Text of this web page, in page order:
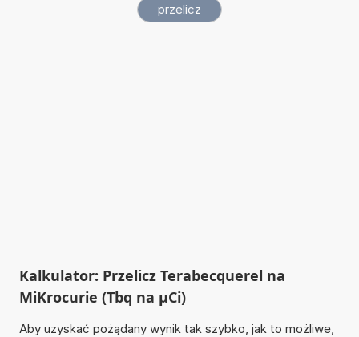
Kalkulator: Przelicz Terabecquerel na
MiKrocurie (Tbq na µCi)
Aby uzyskać pożądany wynik tak szybko, jak to możliwe,